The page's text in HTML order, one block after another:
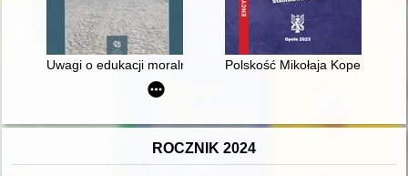
Uwagi o edukacji moralnej synów szlacheckich w XVI-
Polskość Mikołaja Kopernika z
ROCZNIK 2024